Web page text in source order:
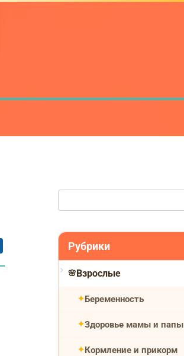
Рубрики
Взрослые
Беременность
Здоровье мамы и папы
Кормление и прикорм